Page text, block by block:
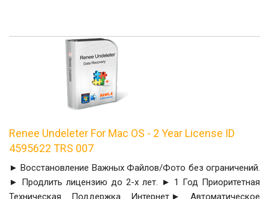
Renee Undeleter For Mac OS - 2 Year License ID
4595622 TRS 007
► Восстановление Важных Файлов/Фото без ограничений.
► Продлить лицензию до 2-х лет. ► 1 Год Приоритетная
Техническая Поддержка Интернет.► Автоматическое